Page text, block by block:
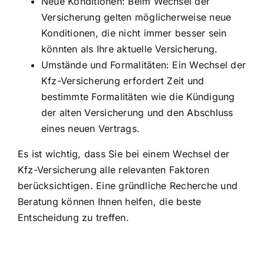
Versicherung gelten möglicherweise neue
Konditionen, die nicht immer besser sein
könnten als Ihre aktuelle Versicherung.
Umstände und Formalitäten: Ein Wechsel der
Kfz-Versicherung erfordert Zeit und
bestimmte Formalitäten wie die Kündigung
der alten Versicherung und den Abschluss
eines neuen Vertrags.
Es ist wichtig, dass Sie bei einem Wechsel der
Kfz-Versicherung alle relevanten Faktoren
berücksichtigen. Eine gründliche Recherche und
Beratung können Ihnen helfen, die beste
Entscheidung zu treffen.